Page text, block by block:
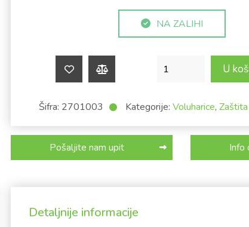
NA ZALIHI
Zamka za voluharice
U
Šifra: 2701003 Kategorije: Voluharice,
Pošaljite nam upit Info
Detaljnije informacije